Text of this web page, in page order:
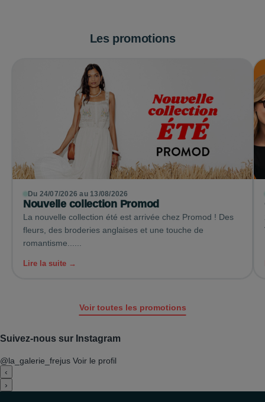
Les promotions
Du 24/07/2026 au 13/08/2026
Nouvelle collection Promod
La nouvelle collection été est arrivée chez Promod ! Des
fleurs, des broderies anglaises et une touche de
romantisme......
Lire la suite →
Voir toutes les promotions
Suivez-nous sur Instagram
@la_galerie_frejus Voir le profil
‹
›